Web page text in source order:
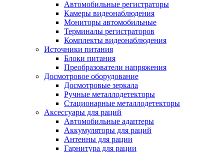
Автомобильные регистраторы
Камеры видеонаблюдения
Мониторы автомобильные
Терминалы регистраторов
Комплекты видеонаблюдения
Источники питания
Блоки питания
Преобразователи напряжения
Досмотровое оборудование
Досмотровые зеркала
Ручные металлодетекторы
Стационарные металлодетекторы
Аксессуары для раций
Автомобильные адаптеры
Аккумуляторы для раций
Антенны для рации
Гарнитура для рации